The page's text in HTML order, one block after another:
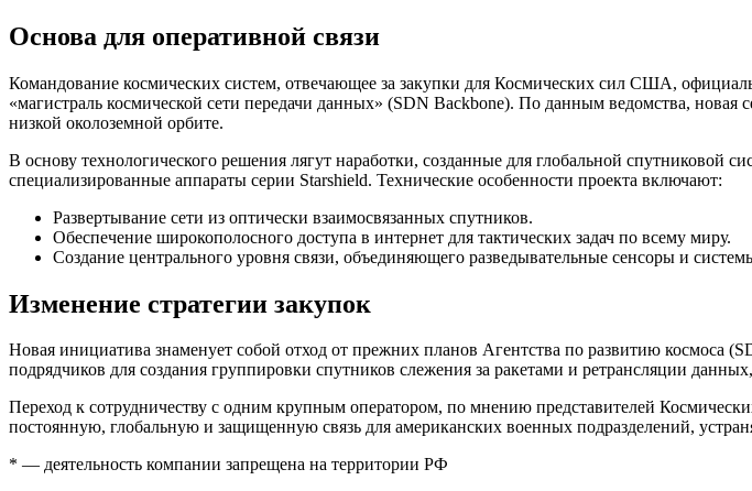
Основа для оперативной связи
Командование космических систем, отвечающее за закупки для Космических сил США,
«магистраль космической сети передачи данных» (SDN Backbone). По данным ведомства, новая
низкой околоземной орбите.
В основу технологического решения лягут наработки, созданные для глобальной спутниковой
специализированные аппараты серии Starshield. Технические особенности проекта включают:
Развертывание сети из оптически взаимосвязанных спутников.
Обеспечение широкополосного доступа в интернет для тактических задач по всему миру.
Создание центрального уровня связи, объединяющего разведывательные сенсоры и
Изменение стратегии закупок
Новая инициатива знаменует собой отход от прежних планов Агентства по развитию космоса
подрядчиков для создания группировки спутников слежения за ракетами и ретрансляции
Переход к сотрудничеству с одним крупным оператором, по мнению представителей
постоянную, глобальную и защищенную связь для американских военных подразделений,
* — деятельность компании запрещена на территории РФ